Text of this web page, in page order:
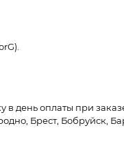
день оплаты при заказе
Брест, Бобруйск,